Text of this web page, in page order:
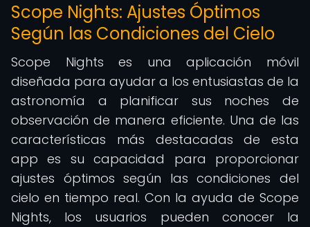
Scope Nights: Ajustes Óptimos
Según las Condiciones del Cielo
Scope Nights es una aplicación móvil
diseñada para ayudar a los entusiastas de la
astronomía a planificar sus noches de
observación de manera eficiente. Una de las
características más destacadas de esta
app es su capacidad para proporcionar
ajustes óptimos según las condiciones del
cielo en tiempo real. Con la ayuda de Scope
Nights, los usuarios pueden conocer la